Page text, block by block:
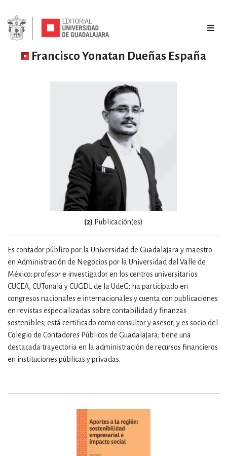
Francisco Yonatan Dueñas España
Es contador público por la Universidad de Guadalajara y maestro
en Administración de Negocios por la Universidad del Valle de
México; profesor e investigador en los centros universitarios
CUCEA, CUTonalá y CUGDL de la UdeG; ha participado en
congresos nacionales e internacionales y cuenta con publicaciones
en revistas especializadas sobre contabilidad y finanzas
sostenibles; está certificado como consultor y asesor, y es socio del
Colegio de Contadores Públicos de Guadalajara; tiene una
destacada trayectoria en la administración de recursos financieros
en instituciones públicas y privadas.
(2) Publicación(es)